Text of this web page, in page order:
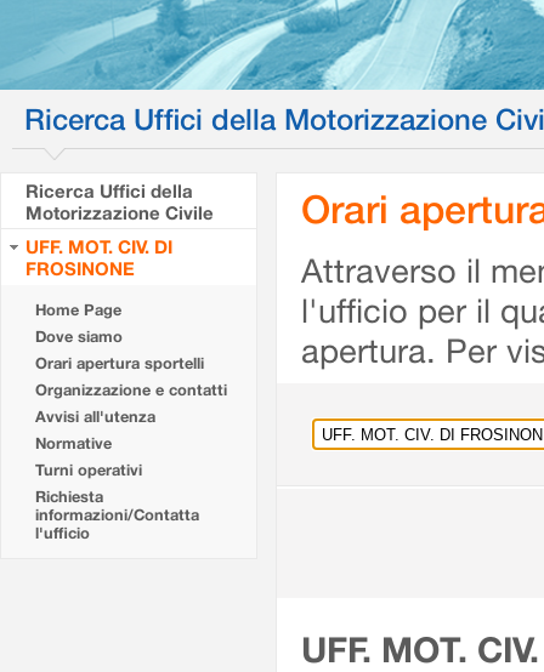
Ricerca Uffici della Motorizzazione
Ricerca Uffici della
Motorizzazione Civile
UFF. MOT. CIV. DI
FROSINONE
Home Page
Dove siamo
Orari apertura sportelli
Organizzazione e contatti
Avvisi all'utenza
Normative
Turni operativi
Richiesta
informazioni/Contatta
l'ufficio
Orari
Attraverso il
l'ufficio per il
apertura. Per
UFF. MOT.